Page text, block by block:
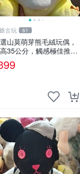
古玩 61
山莫萌芽熊毛絨玩偶，
35公分，觸感極佳推薦
藏 萌芽熊 毛絨玩偶 串珠